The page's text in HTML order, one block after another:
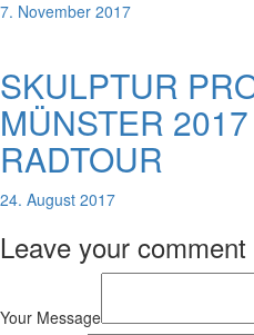
7. November 2017
SKULPTUR
MÜNSTER
RADTOUR
24. August 2017
Leave your comment
Your Message